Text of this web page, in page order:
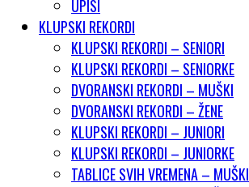
UPISI
KLUPSKI REKORDI
KLUPSKI REKORDI – SENIORI
KLUPSKI REKORDI – SENIORKE
DVORANSKI REKORDI – MUŠKI
DVORANSKI REKORDI – ŽENE
KLUPSKI REKORDI – JUNIORI
KLUPSKI REKORDI – JUNIORKE
TABLICE SVIH VREMENA – MUŠKI